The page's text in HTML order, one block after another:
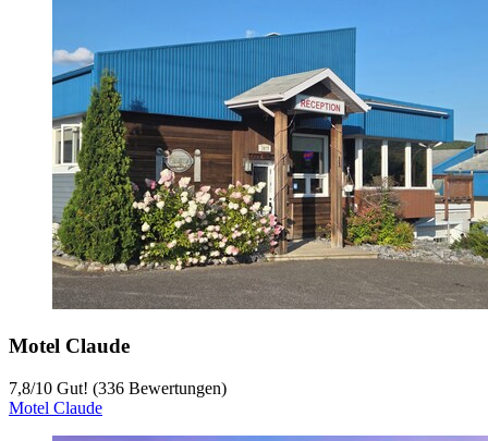
Motel Claude
7,8/10 Gut! (336 Bewertungen)
Motel Claude